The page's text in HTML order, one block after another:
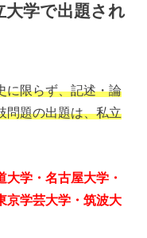
大学で出題され
に限らず、記述・論
問題の出題は、私立
学・名古屋大学・
京学芸大学・筑波大